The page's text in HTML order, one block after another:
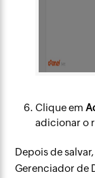
Clique em
adicionar o
Depois de
Gerenciador de